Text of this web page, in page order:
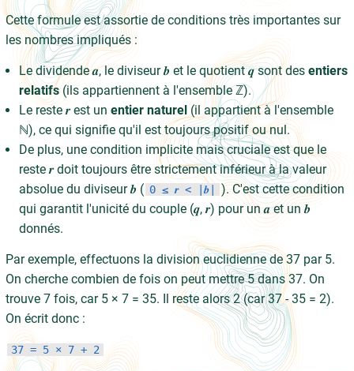
Cette formule est assortie de conditions très importantes sur
les nombres impliqués :
Le dividende 𝒂, le diviseur 𝒃 et le quotient 𝒒 sont des entiers
relatifs(ils appartiennent à l'ensemble ℤ).
Le reste 𝒓 est un entier naturel (il appartient à l'ensemble
ℕ), ce qui signifie qu'il est toujours positif ou nul.
De plus, une condition implicite mais cruciale est que le
reste 𝒓 doit toujours être strictement inférieur à la valeur
absolue du diviseur 𝒃 ( 0 ≤ 𝒓 < |𝒃|
). C'est cette condition
qui garantit l'unicité du couple (𝒒, 𝒓) pour un 𝒂 et un 𝒃
donnés.
Par exemple, effectuons la division euclidienne de 37 par 5.
On cherche combien de fois on peut mettre 5 dans 37. On
trouve 7 fois, car 5 × 7 = 35. Il reste alors 2 (car 37 - 35 = 2).
On écrit donc :
37 = 5 × 7 + 2